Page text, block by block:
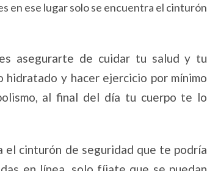
en ese lugar solo se encuentra el cinturón
asegurarte de cuidar tu salud y tu
hidratado y hacer ejercicio por mínimo
al final del día tu cuerpo te lo
el cinturón de seguridad que te podría